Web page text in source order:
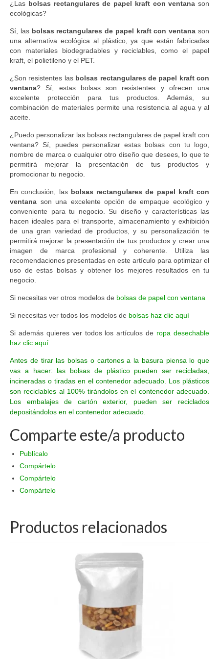
¿Las bolsas rectangulares de papel kraft con ventana son
ecológicas?
Sí, las bolsas rectangulares de papel kraft con ventana son
una alternativa ecológica al plástico, ya que están fabricadas
con materiales biodegradables y reciclables, como el papel
kraft, el polietileno y el PET.
¿Son resistentes las bolsas rectangulares de papel kraft con
ventana? Sí, estas bolsas son resistentes y ofrecen una
excelente protección para tus productos. Además, su
combinación de materiales permite una resistencia al agua y al
aceite.
¿Puedo personalizar las bolsas rectangulares de papel kraft con
ventana? Sí, puedes personalizar estas bolsas con tu logo,
nombre de marca o cualquier otro diseño que desees, lo que te
permitirá mejorar la presentación de tus productos y
promocionar tu negocio.
En conclusión, lasbolsas rectangulares de papel kraft con
ventana son una excelente opción de empaque ecológico y
conveniente para tu negocio. Su diseño y características las
hacen ideales para el transporte, almacenamiento y exhibición
de una gran variedad de productos, y su personalización te
permitirá mejorar la presentación de tus productos y crear una
imagen de marca profesional y coherente. Utiliza las
recomendaciones presentadas en este artículo para optimizar el
uso de estas bolsas y obtener los mejores resultados en tu
negocio.
Si necesitas ver otros modelos de bolsas de papel con ventana
Si necesitas ver todos los modelos de bolsas haz clic aquí
Si además quieres ver todos los artículos de ropa desechable
haz clic aquí
Antes de tirar las bolsas o cartones a la basura piensa lo que
vas a hacer: las bolsas de plástico pueden ser recicladas,
incineradas o tiradas en el contenedor adecuado. Los plásticos
son reciclables al 100% tirándolos en el contenedor adecuado.
Los embalajes de cartón exterior, pueden ser reciclados
depositándolos en el contenedor adecuado.
Comparte este/a producto
Publícalo
Compártelo
Compártelo
Compártelo
Productos relacionados